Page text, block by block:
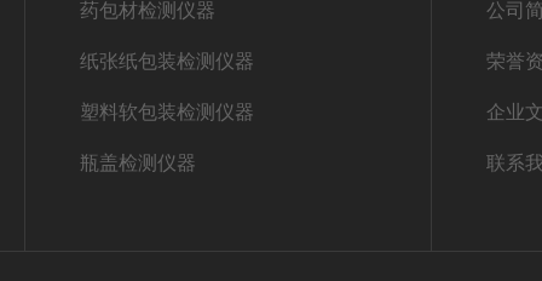
药包材检测仪器
纸张纸包装检测仪器
塑料软包装检测仪器
瓶盖检测仪器
公司
荣誉
企业
联系